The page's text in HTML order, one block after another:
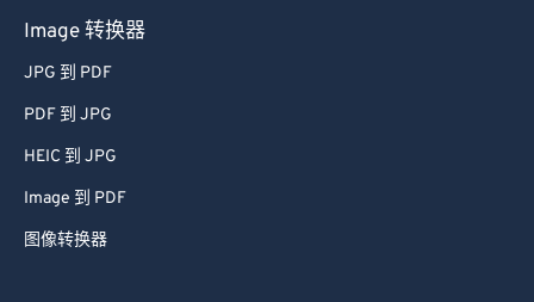
Image 转换器
JPG 到 PDF
PDF 到 JPG
HEIC 到 JPG
Image 到 PDF
图像转换器